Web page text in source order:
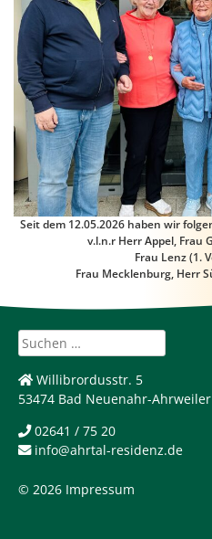
Seit dem 12.05.2026 haben wir
v.l.n.r Herr Appel, Frau
Frau Lenz (1.
Frau Mecklenburg, Herr
Suchen
nach:
Willibrordusstr. 5
53474 Bad Neuenahr-Ahrweiler
02641 / 75 20
info@ahrtal-residenz.de
© 2026 Impressum